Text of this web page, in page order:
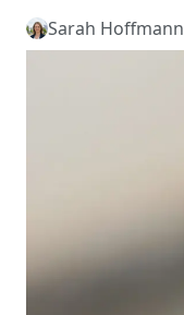
Sarah Hoffmann